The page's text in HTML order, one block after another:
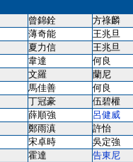
曾錦銓 方祿麟
薄奇能 王兆旦
夏力信 王兆旦
韋達 何良
文羅 蘭尼
馬佳善 何良
丁冠豪 伍碧權
薛順強 呂健威
鄭雨滇 許怡
宋卓時 吳定強
霍達 告東尼